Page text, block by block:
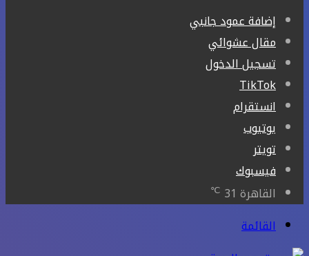
إضافة عمود جانبي
مقال عشوائي
تسجيل الدخول
‫TikTok
انستقرام
يوتيوب
تويتر
فيسبوك
القاهرة 31
℃
القائمة